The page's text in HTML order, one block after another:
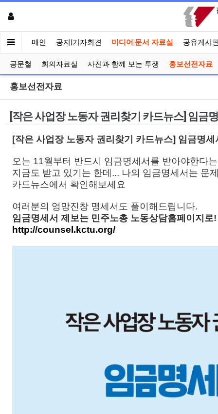
메인 공지|기자회견 미디어|문서 자료실 공유게시
공문철 회의자료실 사진과 함께 보는 투쟁 홍보선전자료
홍보선전자료
[작은 사업장 노동자 권리찾기 카드뉴스] 임금
[작은 사업장 노동자 권리찾기 카드뉴스] 임금명
오는 11월부터 반드시 임금명세서를 받아야한다
지금도 받고 있기는 한데... 나의 임금명세서는 문
카드뉴스에서 확인해보세요
여러분의 엉망진창 명세서도 풀이해드립니다.
임금명세서 제보는 민주노총 노동상담홈페이지로!
http://counsel.kctu.org/